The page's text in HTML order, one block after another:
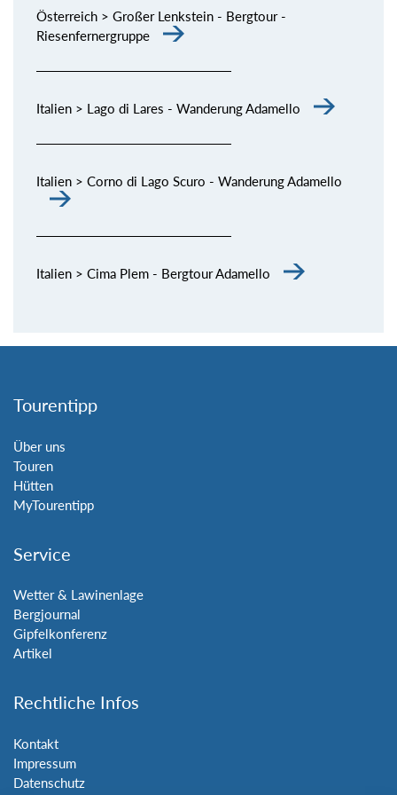
Österreich > Großer Lenkstein - Bergtour -
Riesenfernergruppe
Italien > Lago di Lares - Wanderung Adamello
Italien > Corno di Lago Scuro - Wanderung Adamello
Italien > Cima Plem - Bergtour Adamello
Tourentipp
Über uns
Touren
Hütten
MyTourentipp
Service
Wetter & Lawinenlage
Bergjournal
Gipfelkonferenz
Artikel
Rechtliche Infos
Kontakt
Impressum
Datenschutz